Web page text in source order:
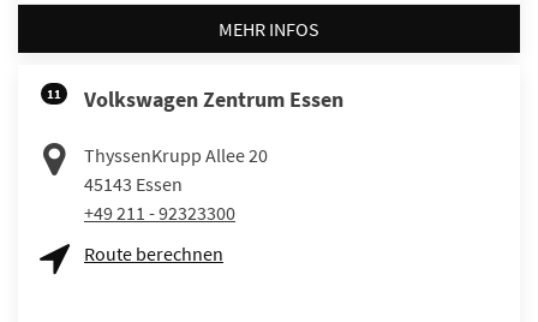
MEHR INFOS
11 Volkswagen Zentrum Essen
ThyssenKrupp Allee 20
45143 Essen
+49 211 - 92323300
Route berechnen